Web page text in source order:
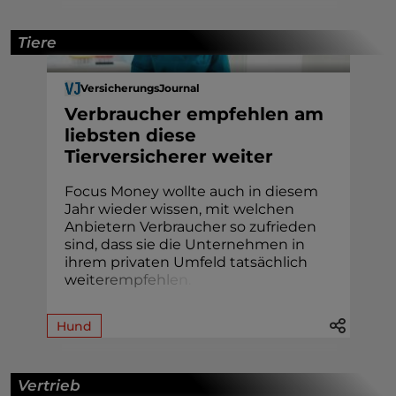
Tiere
VersicherungsJournal
Verbraucher empfehlen am
liebsten diese
Tierversicherer weiter
Focus Money wollte auch in diesem
Jahr wieder wissen, mit welchen
Anbietern Verbraucher so zufrieden
sind, dass sie die Unternehmen in
ihrem privaten Umfeld tatsächlich
weiterempfeh le
Hund
Vertrieb